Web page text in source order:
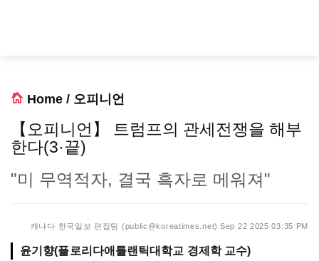
Home / 오피니언
【오피니언】 트럼프의 관세전쟁을 해부
한다(3·끝)
"미 무역적자, 결국 흑자로 메워져"
캐나다 한국일보 편집팀 (public@koreatimes.net) Sep 22 2025 03:35 PM
윤기향(플로리다애틀랜틱대학교 경제학 교수)